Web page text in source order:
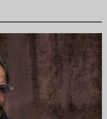
arsa krizi: 95 yaşındaki kadının
17 milyonun 13 milyonu
Altın Koza Film Festivali’nde
Ödülleri’nin sahipleri belli oldu
testereyle saldırı iddiası: